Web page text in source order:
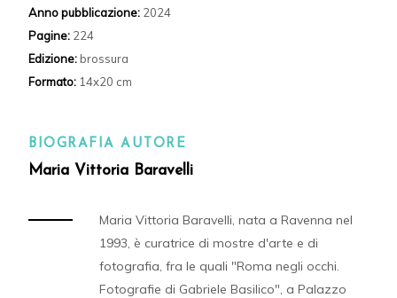
Anno pubblicazione: 2024
Pagine: 224
Edizione: brossura
Formato: 14x20 cm
BIOGRAFIA AUTORE
Maria Vittoria Baravelli
Maria Vittoria Baravelli, nata a Ravenna nel
1993, è curatrice di mostre d'arte e di
fotografia, fra le quali "Roma negli occhi.
Fotografie di Gabriele Basilico", a Palazzo